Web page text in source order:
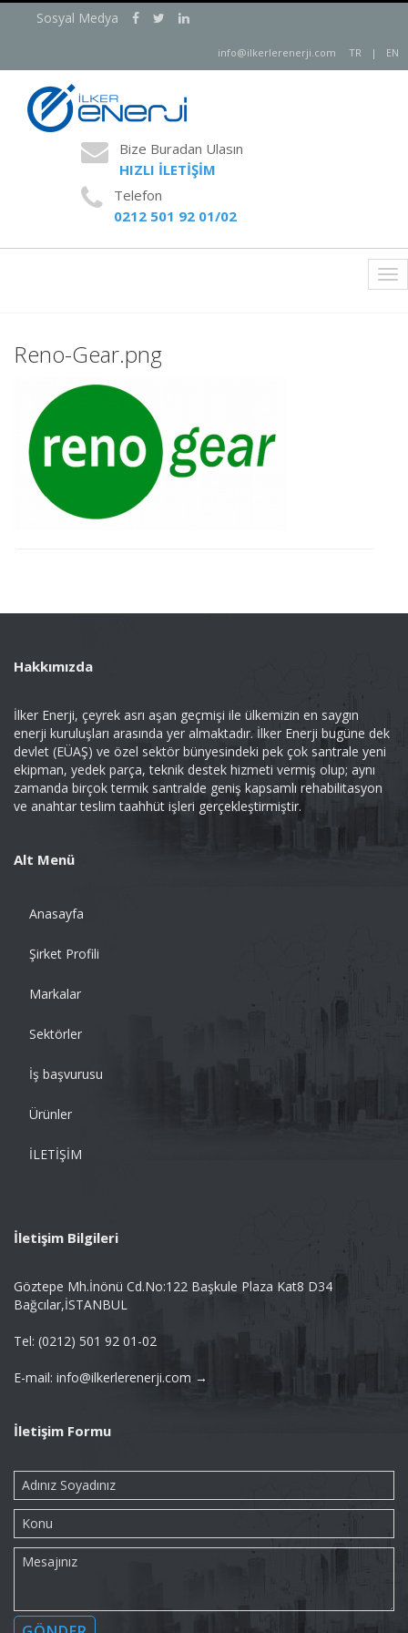
Sosyal Medya
info@ilkerlerenerji.com TR | EN
Bize Buradan Ulasın
HIZLI İLETİŞİM
Telefon
0212 501 92 01/02
Reno-Gear.png
Hakkımızda
İlker Enerji, çeyrek asrı aşan geçmişi ile ülkemizin en saygın
enerji kuruluşları arasında yer almaktadır. İlker Enerji bugüne dek
devlet (EÜAŞ) ve özel sektör bünyesindeki pek çok santrale yeni
ekipman, yedek parça, teknik destek hizmeti vermiş olup; aynı
zamanda birçok termik santralde geniş kapsamlı rehabilitasyon
ve anahtar teslim taahhüt işleri gerçekleştirmiştir.
Alt Menü
Anasayfa
Şirket Profili
Markalar
Sektörler
İş başvurusu
Ürünler
İLETİŞİM
İletişim Bilgileri
Göztepe Mh.İnönü Cd.No:122 Başkule Plaza Kat8 D34
Bağcılar,İSTANBUL
Tel: (0212) 501 92 01-02
E-mail: info@ilkerlerenerji.com →
İletişim Formu